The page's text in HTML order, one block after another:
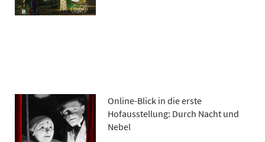
Online-Blick in die erste
Hofausstellung: Durch Nacht und
Nebel